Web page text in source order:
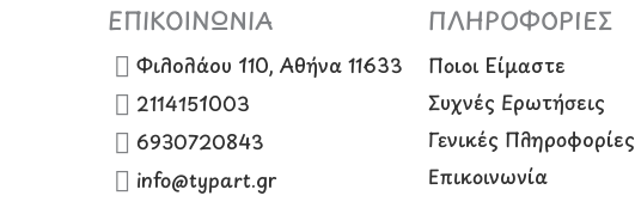
ΕΠΙΚΟΙΝΩΝΙΑ
Φιλολάου 110, Αθήνα 11633
2114151003
6930720843
info@typart.gr
ΠΛΗΡΟΦΟΡΙΕΣ
Ποιοι Είμαστε
Συχνές Ερωτήσεις
Γενικές Πληροφορίες
Επικοινωνία